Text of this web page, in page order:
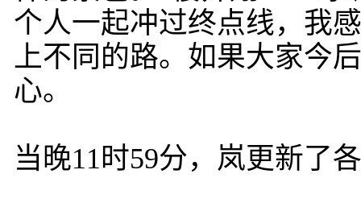
个人一起冲过终点线，我
上不同的路。如果大家今
心。
当晚11时59分，岚更新了